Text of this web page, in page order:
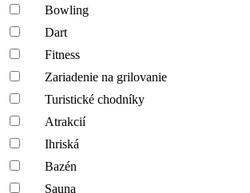
Bowling
Dart
Fitness
Zariadenie na grilovanie
Turistické chodníky
Atrakcií
Ihriská
Bazén
Sauna